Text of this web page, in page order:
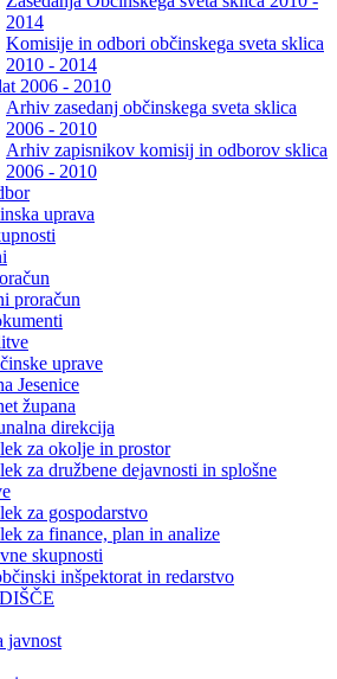
2014
Komisije in odbori občinskega sveta sklica
2010 - 2014
2006 - 2010
Arhiv zasedanj občinskega sveta sklica
2006 - 2010
Arhiv zapisnikov komisij in odborov sklica
2006 - 2010
uprava
proračun
uprave
Jesenice
župana
direkcija
za okolje in prostor
za družbene dejavnosti in splošne
za gospodarstvo
za finance, plan in analize
skupnosti
inšpektorat in redarstvo
javnost